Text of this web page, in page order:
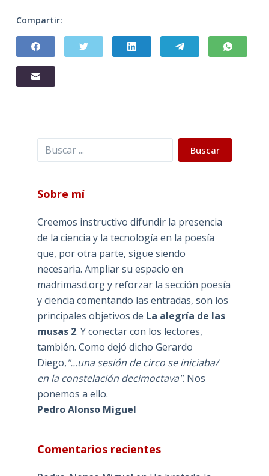
Compartir:
Buscar Buscar
Sobre mí
Creemos instructivo difundir la presencia
de la ciencia y la tecnología en la poesía
que, por otra parte, sigue siendo
necesaria. Ampliar su espacio en
madrimasd.org y reforzar la sección poesía
y ciencia comentando las entradas, son los
principales objetivos de La alegría de las
musas 2. Y conectar con los lectores,
también. Como dejó dicho Gerardo
Diego,"...una sesión de circo se iniciaba/
en la constelación decimoctava". Nos
ponemos a ello.
Pedro Alonso Miguel
Comentarios recientes